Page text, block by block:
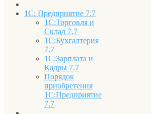
1С: Предприятие 7.7
1С:Торговля и
Склад 7.7
1С:Бухгалтерия
7.7
1С:Зарплата и
Кадры 7.7
Порядок
приобретения
1С:Предприятие
7.7